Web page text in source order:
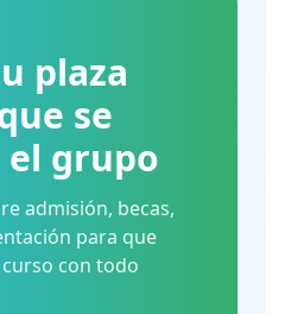
plaza
se
grupo
admisión, becas,
para que
con todo